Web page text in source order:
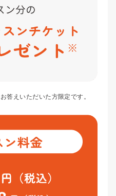
答えいただいた方限定です。